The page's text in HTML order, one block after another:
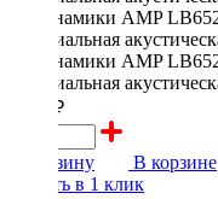
5000 ₽
В корзину
В корзине
Купить в 1 клик